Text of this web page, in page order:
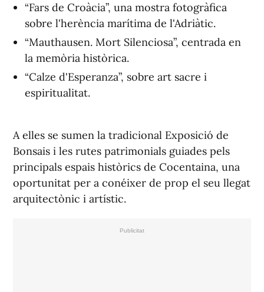
“Fars de Croàcia”, una mostra fotogràfica
sobre l'herència marítima de l'Adriàtic.
“Mauthausen. Mort Silenciosa”, centrada en
la memòria històrica.
“Calze d'Esperanza”, sobre art sacre i
espiritualitat.
A elles se sumen la tradicional Exposició de
Bonsais i les rutes patrimonials guiades pels
principals espais històrics de Cocentaina, una
oportunitat per a conéixer de prop el seu llegat
arquitectònic i artístic.